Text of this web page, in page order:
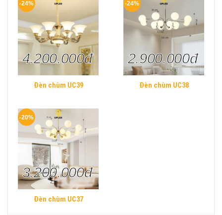
Đèn chùm UC39
4.200.000đ
-24%
Đèn chùm UC38
2.900.000đ
-24%
Đèn chùm UC37
3.200.000đ
-20%